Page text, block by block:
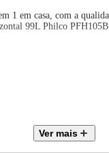
1 em casa, com a
99L Philco
por compressor
Ver mais